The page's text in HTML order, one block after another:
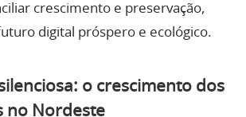
crescimento e preservação,
digital próspero e ecológico.
o crescimento dos
no Nordeste